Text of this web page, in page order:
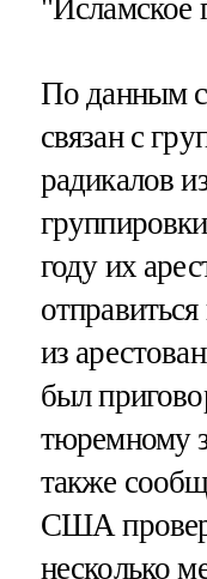
"Исламское
По данным
связан с
радикалов
году их
из
был
тюремному
также
США
несколько